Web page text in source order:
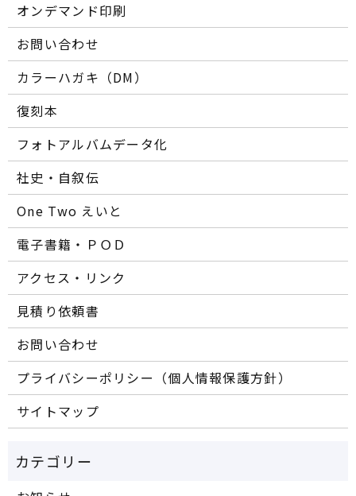
オンデマンド印刷
お問い合わせ
カラーハガキ（DM）
復刻本
フォトアルバムデータ化
社史・自叙伝
One Two えいと
電子書籍・ＰＯＤ
アクセス・リンク
見積り依頼書
お問い合わせ
プライバシーポリシー（個人情報保護方針）
サイトマップ